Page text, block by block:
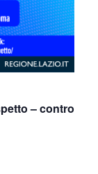
– contro